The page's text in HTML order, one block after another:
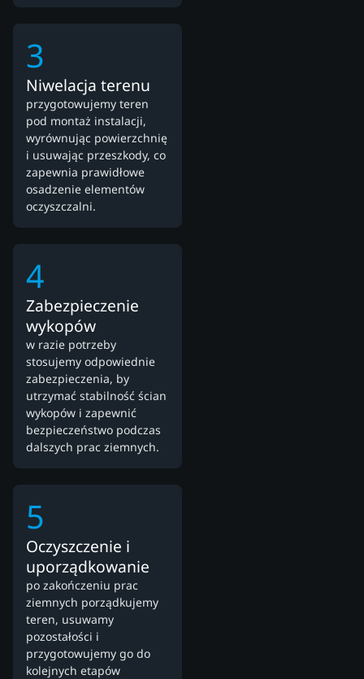
3
Niwelacja terenu
przygotowujemy teren
pod montaż instalacji,
wyrównując powierzchnię
i usuwając przeszkody, co
zapewnia prawidłowe
osadzenie elementów
oczyszczalni.
4
Zabezpieczenie
wykopów
w razie potrzeby
stosujemy odpowiednie
zabezpieczenia, by
utrzymać stabilność ścian
wykopów i zapewnić
bezpieczeństwo podczas
dalszych prac ziemnych.
5
Oczyszczenie i
uporządkowanie
po zakończeniu prac
ziemnych porządkujemy
teren, usuwamy
pozostałości i
przygotowujemy go do
kolejnych etapów